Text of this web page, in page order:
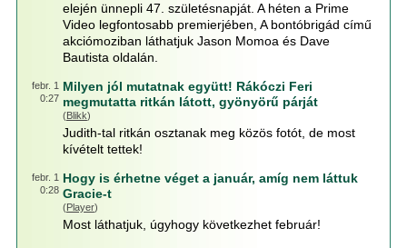
elején ünnepli 47. születésnapját. A héten a Prime
Video legfontosabb premierjében, A bontóbrigád című
akciómoziban láthatjuk Jason Momoa és Dave
Bautista oldalán.
febr. 1
0:27
Milyen jól mutatnak együtt! Rákóczi Feri
megmutatta ritkán látott, gyönyörű párját
(Blikk)
Judith-tal ritkán osztanak meg közös fotót, de most
kívételt tettek!
febr. 1
0:28
Hogy is érhetne véget a január, amíg nem láttuk
Gracie-t
(Player)
Most láthatjuk, úgyhogy következhet február!